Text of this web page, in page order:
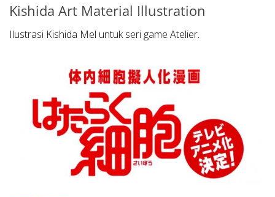
Kishida Art Material Illustration
Ilustrasi Kishida Mel untuk seri game Atelier.